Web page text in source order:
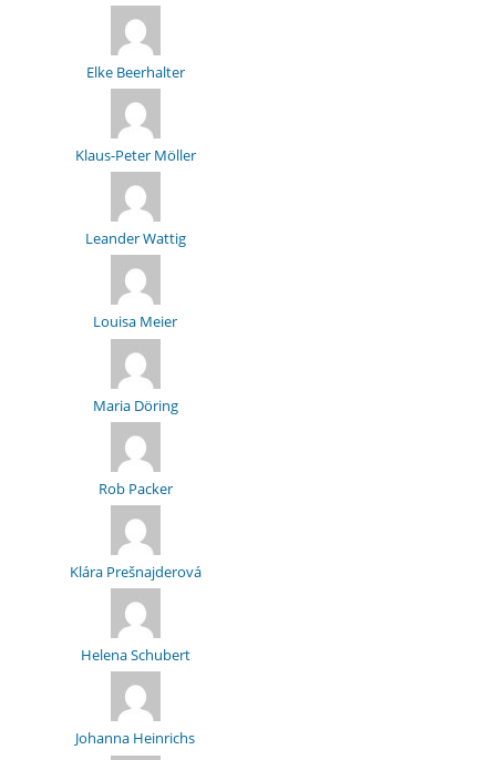
Elke Beerhalter
Klaus-Peter Möller
Leander Wattig
Louisa Meier
Maria Döring
Rob Packer
Klára Prešnajderová
Helena Schubert
Johanna Heinrichs